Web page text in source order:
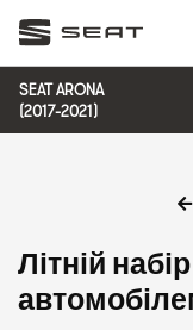
SEAT ARONA
(2017-2021)
Літній